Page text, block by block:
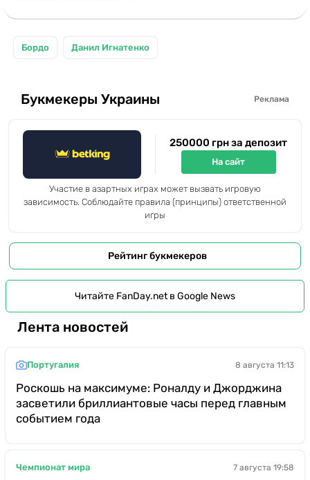
Бордо Данил Игнатенко
Букмекеры Украины Реклама
250000 грн за депозит
На сайт
Участие в азартных играх может вызвать игровую
зависимость. Соблюдайте правила (принципы) ответственной
игры
Рейтинг букмекеров
Читайте FanDay.net в Google News
Лента новостей
Португалия 8 августа 11:13
Роскошь на максимуме: Роналду и Джорджина
засветили бриллиантовые часы перед главным
событием года
Чемпионат мира 7 августа 19:58